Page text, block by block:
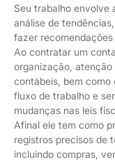
Seu trabalho envolve
análise de
fazer recomendações
Ao contratar um
organização, atenção
contábeis, bem
fluxo de trabalho e
mudanças nas leis
Afinal ele tem como
registros precisos de
incluindo compras,